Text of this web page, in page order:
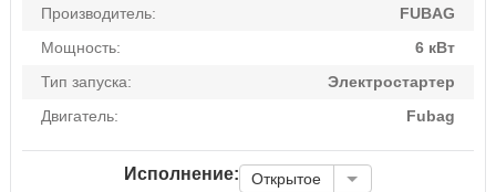
Производитель:
FUBAG
Мощность:
6 кВт
Тип запуска:
Электростартер
Двигатель:
Fubag
Исполнение: Открытое